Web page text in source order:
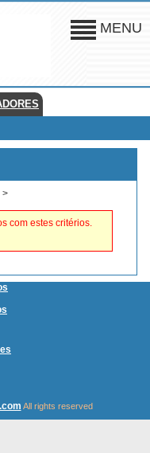
MENU
>
com estes critérios.
All rights reserved